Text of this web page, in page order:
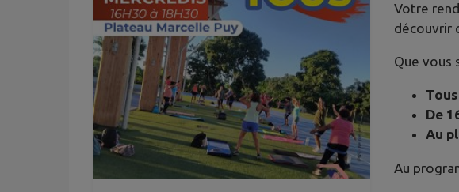
Votre
découvrir
Que vous
De
Au
Au